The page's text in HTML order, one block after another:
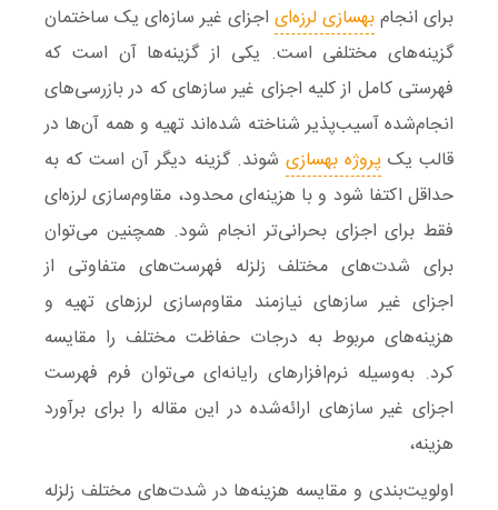
برای انجامبهسازی لرزه‌ای اجزای غیر سازه‌ای یک ساختمان
گزینه‌های مختلفی است. یکی از گزینه‌ها آن است که
فهرستی کامل از کلیه اجزای غیر سازهای که در بازرسی‌های
انجام‌شده آسیب‌پذیر شناخته‌ شده‌اند تهیه و همه آن‌ها در
قالب یکپروژه بهسازی شوند. گزینه دیگر آن است که به
حداقل اکتفا شود و با هزینه‌ای محدود، مقاوم‌سازی لرزه‌ای
فقط برای اجزای بحرانی‌تر انجام شود. همچنین می‌توان
برای شدت‌های مختلف زلزله فهرست‌های متفاوتی از
اجزای غیر سازهای نیازمند مقاوم‌سازی لرزهای تهیه و
هزینه‌های مربوط به درجات حفاظت مختلف را مقایسه
کرد. به‌وسیله نرم‌افزارهای رایانه‌ای می‌توان فرم فهرست
اجزای غیر سازهای ارائه‌شده در این مقاله را برای برآورد
هزینه،
اولویت‌بندی و مقایسه هزینه‌ها در شدت‌های مختلف زلزله